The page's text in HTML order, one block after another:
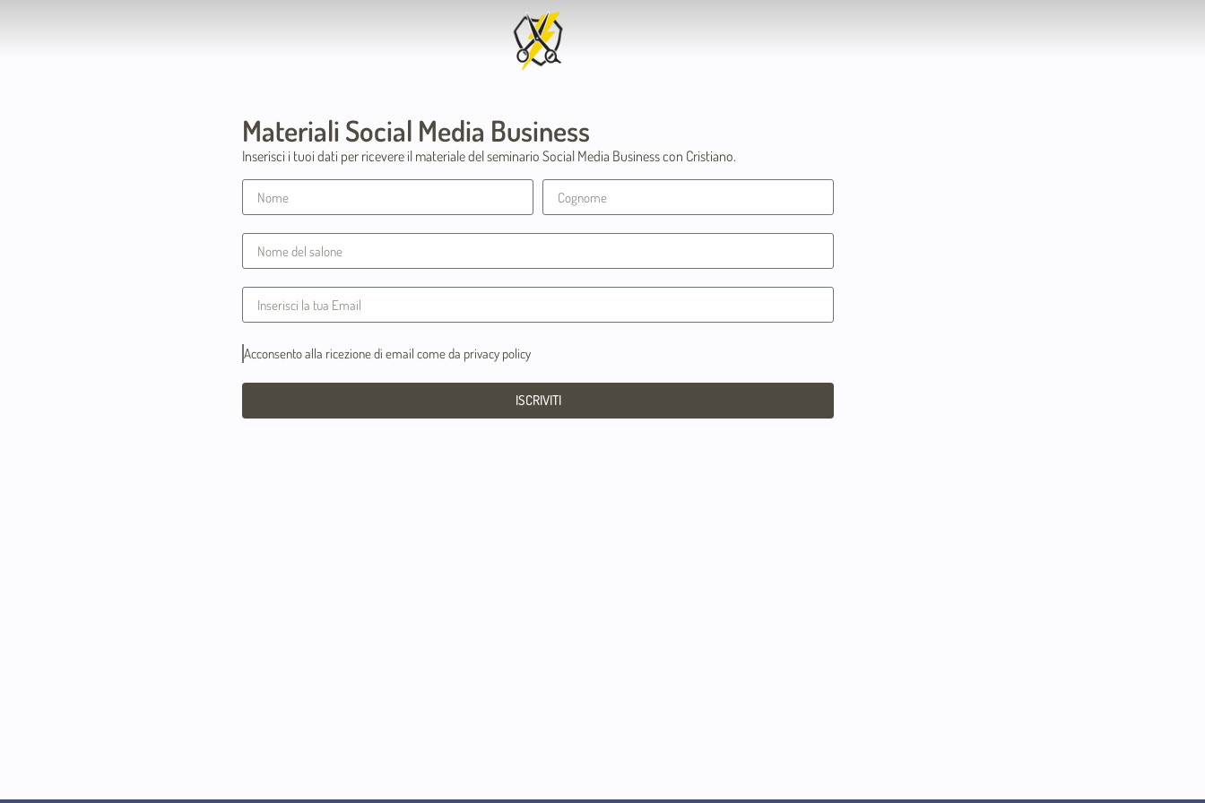
Materiali Social Media Business
Inserisci i tuoi dati per ricevere il materiale del seminario Social Media Business con Cristiano.
Acconsento alla ricezione di email come da privacy policy
ISCRIVITI